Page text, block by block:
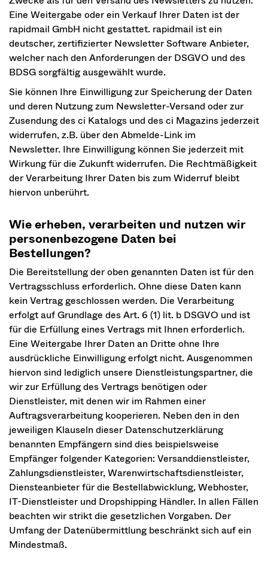
Eine Weitergabe oder ein Verkauf Ihrer Daten ist der
rapidmail GmbH nicht gestattet. rapidmail ist ein
deutscher, zertifizierter Newsletter Software Anbieter,
welcher nach den Anforderungen der DSGVO und des
BDSG sorgfältig ausgewählt wurde.
Sie können Ihre Einwilligung zur Speicherung der Daten
und deren Nutzung zum Newsletter-Versand oder zur
Zusendung des ci Katalogs und des ci Magazins jederzeit
widerrufen, z.B. über den Abmelde-Link im
Newsletter. Ihre Einwilligung können Sie jederzeit mit
Wirkung für die Zukunft widerrufen. Die Rechtmäßigkeit
der Verarbeitung Ihrer Daten bis zum Widerruf bleibt
hiervon unberührt.
Wie erheben, verarbeiten und nutzen wir
personenbezogene Daten bei
Bestellungen?
Die Bereitstellung der oben genannten Daten ist für den
Vertragsschluss erforderlich. Ohne diese Daten kann
kein Vertrag geschlossen werden. Die Verarbeitung
erfolgt auf Grundlage des Art. 6 (1) lit. b DSGVO und ist
für die Erfüllung eines Vertrags mit Ihnen erforderlich.
Eine Weitergabe Ihrer Daten an Dritte ohne Ihre
ausdrückliche Einwilligung erfolgt nicht. Ausgenommen
hiervon sind lediglich unsere Dienstleistungspartner, die
wir zur Erfüllung des Vertrags benötigen oder
Dienstleister, mit denen wir im Rahmen einer
Auftragsverarbeitung kooperieren. Neben den in den
jeweiligen Klauseln dieser Datenschutzerklärung
benannten Empfängern sind dies beispielsweise
Empfänger folgender Kategorien: Versanddienstleister,
Zahlungsdienstleister, Warenwirtschaftsdienstleister,
Diensteanbieter für die Bestellabwicklung, Webhoster,
IT-Dienstleister und Dropshipping Händler. In allen Fällen
beachten wir strikt die gesetzlichen Vorgaben. Der
Umfang der Datenübermittlung beschränkt sich auf ein
Mindestmaß.